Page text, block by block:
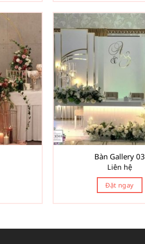
Bàn Gallery 03
Liên hệ
Đặt ngay